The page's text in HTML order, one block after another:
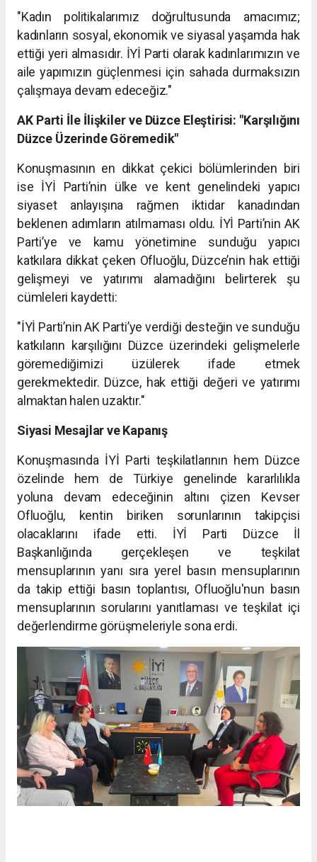
"Kadın politikalarımız doğrultusunda amacımız;
kadınların sosyal, ekonomik ve siyasal yaşamda hak
ettiği yeri almasıdır. İYİ Parti olarak kadınlarımızın ve
aile yapımızın güçlenmesi için sahada durmaksızın
çalışmaya devam edeceğiz."
AK Parti İle İlişkiler ve Düzce Eleştirisi: "Karşılığını
Düzce Üzerinde Göremedik"
Konuşmasının en dikkat çekici bölümlerinden biri
ise İYİ Parti’nin ülke ve kent genelindeki yapıcı
siyaset anlayışına rağmen iktidar kanadından
beklenen adımların atılmaması oldu. İYİ Parti’nin AK
Parti’ye ve kamu yönetimine sunduğu yapıcı
katkılara dikkat çeken Ofluoğlu, Düzce’nin hak ettiği
gelişmeyi ve yatırımı alamadığını belirterek şu
cümleleri kaydetti:
"İYİ Parti’nin AK Parti’ye verdiği desteğin ve sunduğu
katkıların karşılığını Düzce üzerindeki gelişmelerle
göremediğimizi üzülerek ifade etmek
gerekmektedir. Düzce, hak ettiği değeri ve yatırımı
almaktan halen uzaktır."
Siyasi Mesajlar ve Kapanış
Konuşmasında İYİ Parti teşkilatlarının hem Düzce
özelinde hem de Türkiye genelinde kararlılıkla
yoluna devam edeceğinin altını çizen Kevser
Ofluoğlu, kentin biriken sorunlarının takipçisi
olacaklarını ifade etti. İYİ Parti Düzce İl
Başkanlığında gerçekleşen ve teşkilat
mensuplarının yanı sıra yerel basın mensuplarının
da takip ettiği basın toplantısı, Ofluoğlu'nun basın
mensuplarının sorularını yanıtlaması ve teşkilat içi
değerlendirme görüşmeleriyle sona erdi.